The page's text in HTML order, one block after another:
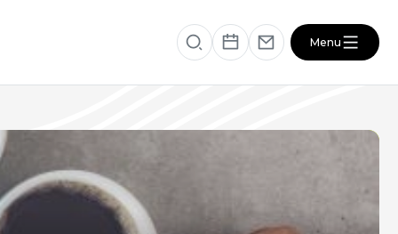
Menu
PROCHE